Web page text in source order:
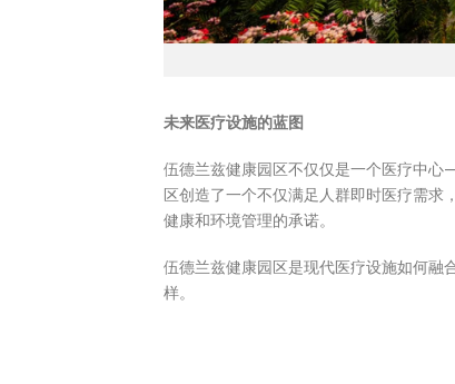
未来医疗设施的蓝图
伍德兰兹健康园区不仅仅是一个医疗中
区创造了一个不仅满足人群即时医疗需求
健康和环境管理的承诺。
伍德兰兹健康园区是现代医疗设施如何融
样。